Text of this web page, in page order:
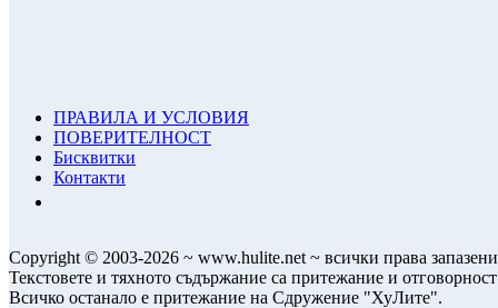
ПРАВИЛА И УСЛОВИЯ
ПОВЕРИТЕЛНОСТ
Бисквитки
Контакти
Copyright © 2003-2026 ~ www.hulite.net ~ всички права
Текстовете и тяхното съдържание са притежание и
Всичко останало е притежание на Сдружение "ХуЛите".